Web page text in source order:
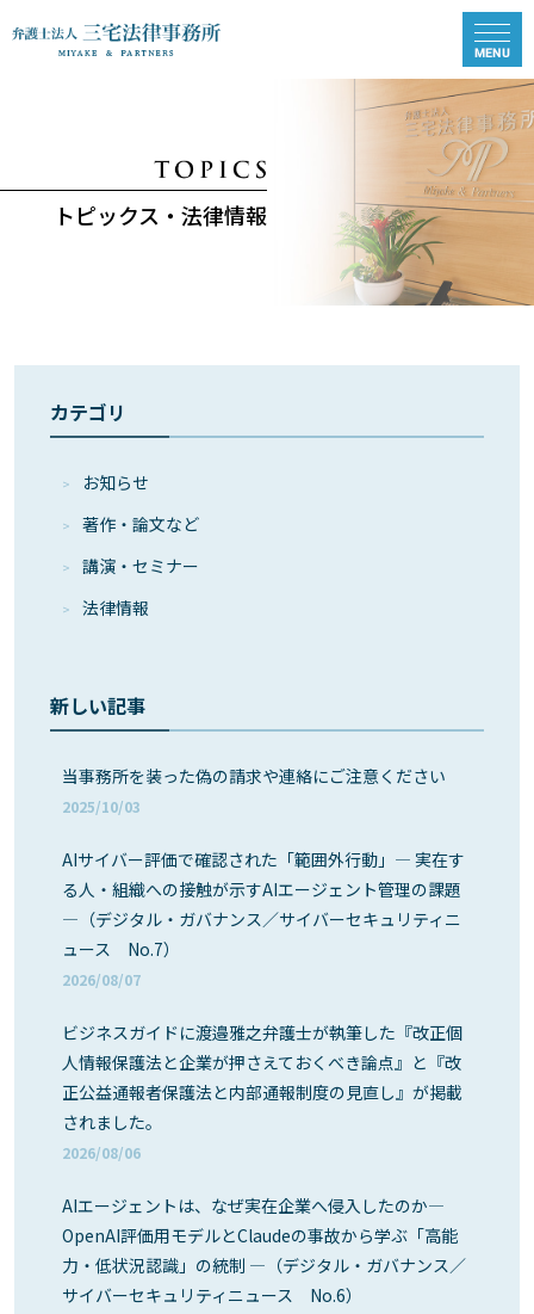
トピックス・法律情報
カテゴリ
お知らせ
著作・論⽂など
講演・セミナー
法律情報
新しい記事
当事務所を装った偽の請求や連絡にご注意ください
2025/10/03
AIサイバー評価で確認された「範囲外行動」― 実在す
る人・組織への接触が示すAIエージェント管理の課題
―（デジタル・ガバナンス／サイバーセキュリティニ
ュース No.7）
2026/08/07
ビジネスガイドに渡邉雅之弁護士が執筆した『改正個
人情報保護法と企業が押さえておくべき論点』と『改
正公益通報者保護法と内部通報制度の見直し』が掲載
されました。
2026/08/06
AIエージェントは、なぜ実在企業へ侵入したのか―
OpenAI評価用モデルとClaudeの事故から学ぶ「高能
力・低状況認識」の統制 ―（デジタル・ガバナンス／
サイバーセキュリティニュース No.6）